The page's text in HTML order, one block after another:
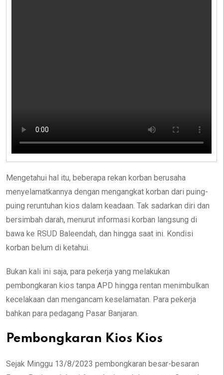
Mengetahui hal itu, beberapa rekan korban berusaha
menyelamatkannya dengan mengangkat korban dari puing-
puing reruntuhan kios dalam keadaan. Tak sadarkan diri dan
bersimbah darah, menurut informasi korban langsung di
bawa ke RSUD Baleendah, dan hingga saat ini. Kondisi
korban belum di ketahui.
Bukan kali ini saja, para pekerja yang melakukan
pembongkaran kios tanpa APD hingga rentan menimbulkan
kecelakaan dan mengancam keselamatan. Para pekerja
bahkan para pedagang Pasar Banjaran.
Pembongkaran Kios Kios
Sejak Minggu 13/8/2023 pembongkaran besar-besaran